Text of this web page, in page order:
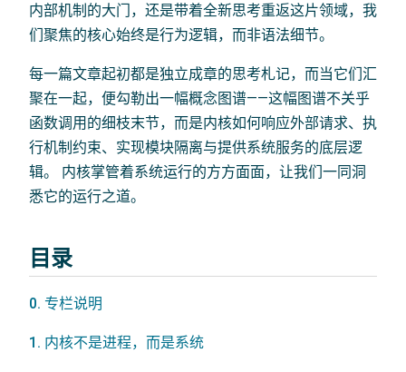
内部机制的大门，还是带着全新思考重返这片领域，我
们聚焦的核心始终是行为逻辑，而非语法细节。
每一篇文章起初都是独立成章的思考札记，而当它们汇
聚在一起，便勾勒出一幅概念图谱——这幅图谱不关乎
函数调用的细枝末节，而是内核如何响应外部请求、执
行机制约束、实现模块隔离与提供系统服务的底层逻
辑。 内核掌管着系统运行的方方面面，让我们一同洞
悉它的运行之道。
目录
0. 专栏说明
1. 内核不是进程，而是系统